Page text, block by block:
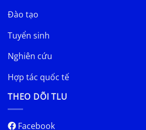
Đào tạo
Tuyển sinh
Nghiên cứu
Hợp tác quốc tế
THEO DÕI TLU
Facebook